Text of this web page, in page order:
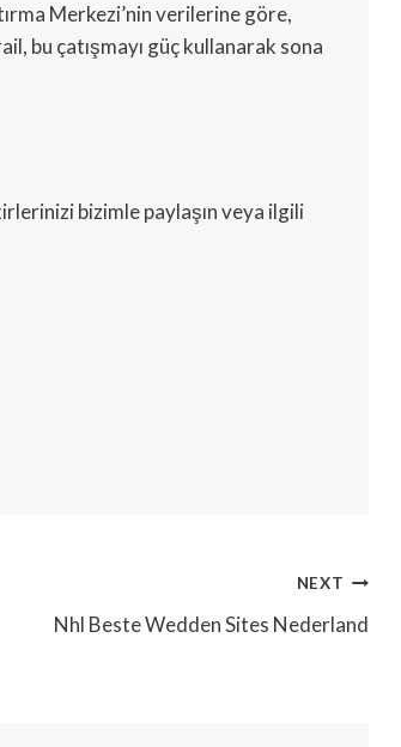
Merkezi’nin verilerine göre,
bu çatışmayı güç kullanarak sona
bizimle paylaşın veya ilgili
NEXT
Nhl Beste Wedden Sites Nederland